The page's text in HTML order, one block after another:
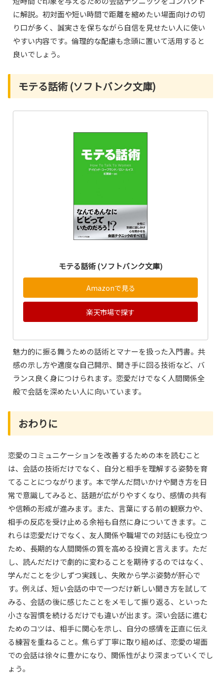
に解説。初対面や短い時間で距離を縮めたい場面向けの切
り口が多く、誠実さを保ちながら自信を見せたい人に使い
やすい内容です。倫理的な配慮も念頭に置いて活用すると
良いでしょう。
モテる話術 (ソフトバンク文庫)
モテる話術 (ソフトバンク文庫)
Amazonで見る
楽天市場で探す
魅力的に振る舞うための話術とマナーを扱った入門書。共
感の示し方や適度な自己開示、聞き手に回る技術など、バ
ランス良く身につけられます。恋愛だけでなく人間関係全
般で会話を深めたい人に向いています。
おわりに
恋愛のコミュニケーションを改善するための本を読むこと
は、会話の技術だけでなく、自分と相手を理解する姿勢を育
てることにつながります。本で学んだ問いかけや聞き方を日
常で意識してみると、話題が広がりやすくなり、感情の共有
や信頼の形成が進みます。また、言葉にする前の観察力や、
相手の反応を受け止める余裕も自然に身についてきます。こ
れらは恋愛だけでなく、友人関係や職場での対話にも役立つ
ため、長期的な人間関係の質を高める投資と言えます。ただ
し、読んだだけで劇的に変わることを期待するのではなく、
学んだことを少しずつ実践し、失敗から学ぶ姿勢が肝心で
す。例えば、短い会話の中で一つだけ新しい聞き方を試して
みる、会話の後に感じたことをメモして振り返る、といった
小さな習慣を続けるだけでも違いが出ます。深い会話に進む
ためのコツは、相手に関心を示し、自分の感情を正直に伝え
る練習を重ねること。焦らず丁寧に取り組めば、恋愛の場面
での会話は徐々に豊かになり、関係性がより深まっていくでし
ょう。